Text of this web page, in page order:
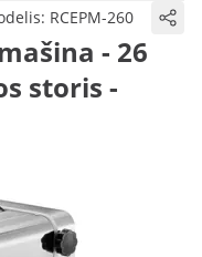
RCEPM-260
- 26
storis -